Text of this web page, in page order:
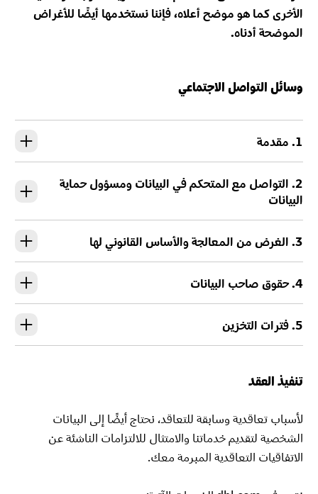
الأخرى كما هو موضح أعلاه، فإننا نستخدمها أيضًا للأغراض
الموضحة أدناه.
وسائل التواصل الاجتماعي
1. مقدمة
2. التواصل مع المتحكم في البيانات ومسؤول حماية
البيانات
3. الغرض من المعالجة والأساس القانوني لها
4. حقوق صاحب البيانات
5. فترات التخزين
تنفيذ العقد
لأسباب تعاقدية وسابقة للتعاقد، نحتاج أيضًا إلى البيانات
الشخصية لتقديم خدماتنا والامتثال للالتزامات الناشئة عن
الاتفاقيات التعاقدية المبرمة معك.